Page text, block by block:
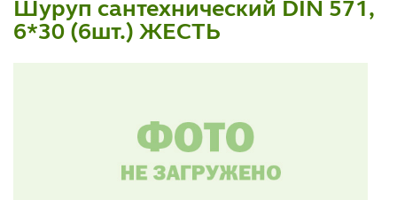
Шуруп сантехнический DIN 571,
6*30 (6шт.) ЖЕСТЬ